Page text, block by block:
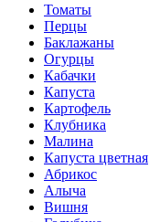
Томаты
Перцы
Баклажаны
Огурцы
Кабачки
Капуста
Картофель
Клубника
Малина
Капуста цветная
Абрикос
Алыча
Вишня